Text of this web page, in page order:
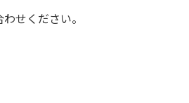
せください。